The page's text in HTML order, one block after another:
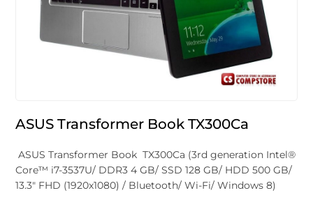
ASUS Transformer Book TX300Ca
ASUS Transformer Book TX300Ca (3rd generation Intel®
Core™ i7-3537U/ DDR3 4 GB/ SSD 128 GB/ HDD 500 GB/
13.3" FHD (1920x1080) / Bluetooth/ Wi-Fi/ Windows 8)